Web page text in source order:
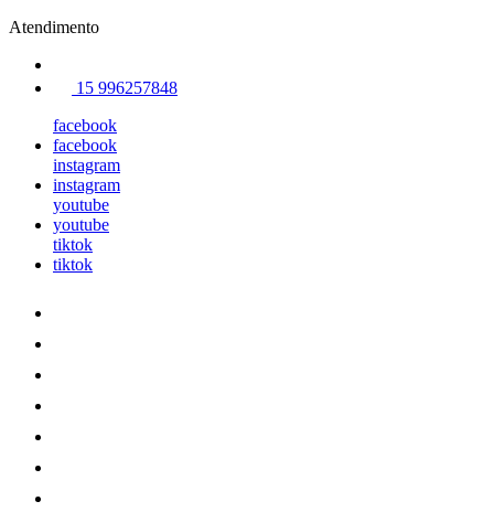
Atendimento
15 996257848
facebook
facebook
instagram
instagram
youtube
youtube
tiktok
tiktok